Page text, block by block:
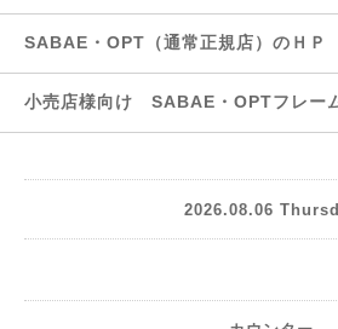
SABAE・OPT（通常正規店）のＨＰ
小売店様向け SABAE・OPTフレー
2026.08.06